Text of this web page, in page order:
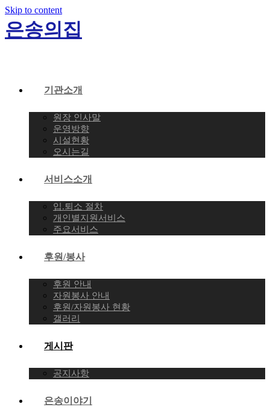
Skip to content
은송의집
기관소개
원장 인사말
운영방향
시설현황
오시는길
서비스소개
입.퇴소 절차
개인별지원서비스
주요서비스
후원/봉사
후원 안내
자원봉사 안내
후원/자원봉사 현황
갤러리
게시판
공지사항
은송이야기